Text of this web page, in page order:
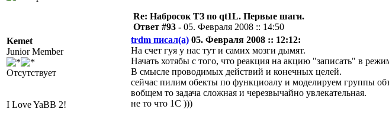
Kemet
Junior Member
Отсутствует
I Love YaBB 2!
Re: Набросок ТЗ по qt1L. Первые шаги.
Ответ #93 - 05. Февраля 2008 :: 14:50
trdm писал(а) 05. Февраля 2008 :: 12:12:
На счет гуя у нас тут и самих мозги дымят.
Начать хотябы с того, что реакция на акцию "записать" в
В смысле проводимых действий и конечных целей.
сейчас пилим обекты по функциоалу и моделируем группы
вобщем то задача сложная и черезвычайно увлекательная.
не то что 1С )))